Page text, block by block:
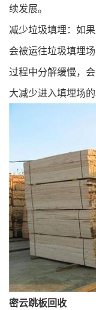
续发展。
减少垃圾填埋：如
会被运往垃圾填埋
过程中分解缓慢，
大减少进入填埋场的
密云跳板回收